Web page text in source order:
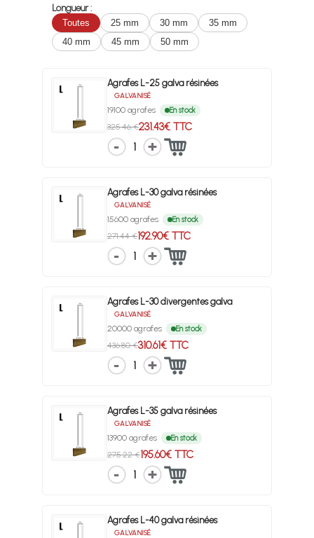
Longueur :
Toutes
25 mm 30 mm
35 mm
40 mm
45 mm 50 mm
Agrafes L-25 galva résinées
GALVANISÉ
19100 agrafes En stock
325.46 €231.43€ TTC
1
Agrafes L-30 galva résinées
GALVANISÉ
15600 agrafes En stock
271.44 €192.90€ TTC
1
Agrafes L-30 divergentes galva
GALVANISÉ
20000 agrafes En stock
436.80 €310.61€ TTC
1
Agrafes L-35 galva résinées
GALVANISÉ
13900 agrafes En stock
275.22 €195.60€ TTC
1
Agrafes L-40 galva résinées
GALVANISÉ